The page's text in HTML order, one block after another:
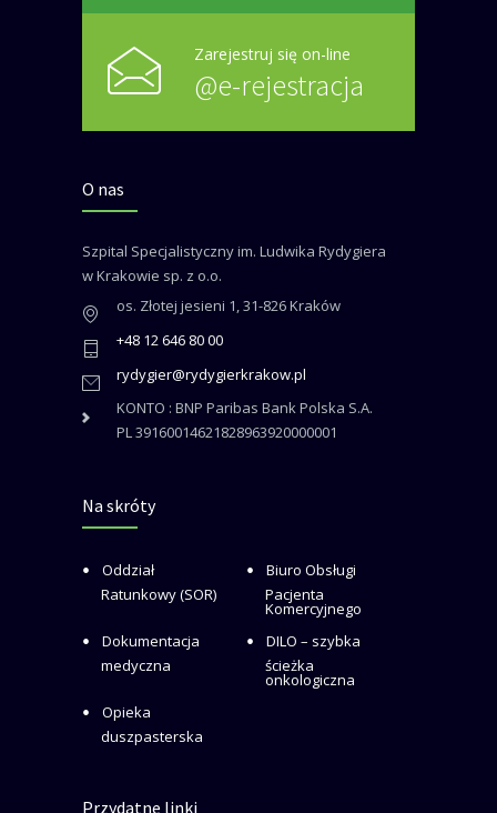
Zarejestruj się on-line
@e-rejestracja
O nas
Szpital Specjalistyczny im. Ludwika Rydygiera
w Krakowie sp. z o.o.
os. Złotej jesieni 1, 31-826 Kraków
+48 12 646 80 00
rydygier@rydygierkrakow.pl
KONTO : BNP Paribas Bank Polska S.A.
PL 39160014621828963920000001
Na skróty
Oddział
Ratunkowy (SOR)
Biuro Obsługi
Pacjenta
Komercyjnego
Dokumentacja
medyczna
DILO – szybka
ścieżka
onkologiczna
Opieka
duszpasterska
Przydatne linki